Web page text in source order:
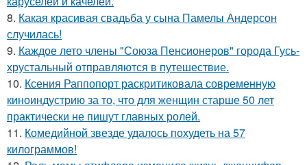
8. Какая красивая свадьба у сына Памелы Андерсон
случилась!
9. Каждое лето члены "Союза Пенсионеров" города Гусь-
хрустальный отправляются в путешествие.
10. Ксения Раппопорт раскритиковала современную
киноиндустрию за то, что для женщин старше 50 лет
практически не пишут главных ролей.
11. Комедийной звезде удалось похудеть на 57
килограммов!